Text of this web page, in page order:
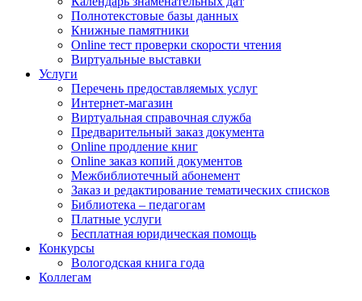
Полнотекстовые базы данных
Книжные памятники
Online тест проверки скорости чтения
Виртуальные выставки
Услуги
Перечень предоставляемых услуг
Интернет-магазин
Виртуальная справочная служба
Предварительный заказ документа
Online продление книг
Online заказ копий документов
Межбиблиотечный абонемент
Заказ и редактирование тематических списков
Библиотека – педагогам
Платные услуги
Бесплатная юридическая помощь
Конкурсы
Вологодская книга года
Коллегам